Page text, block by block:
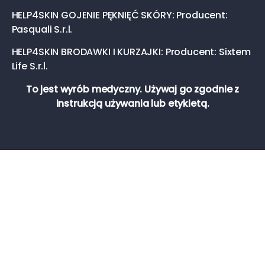
HELP4SKIN GOJENIE PĘKNIĘĆ SKÓRY: Producent:
Pasquali S.r.l.
HELP4SKIN BRODAWKI I KURZAJKI: Producent: Sixtem
Life S.r.l.
To jest wyrób medyczny. Używaj go zgodnie z
instrukcją używania lub etykietą.